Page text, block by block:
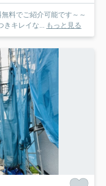
料でご紹介可能です～～
きキレイな... もっと見る